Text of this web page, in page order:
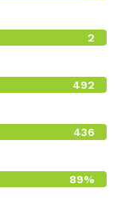
2
492
436
89%